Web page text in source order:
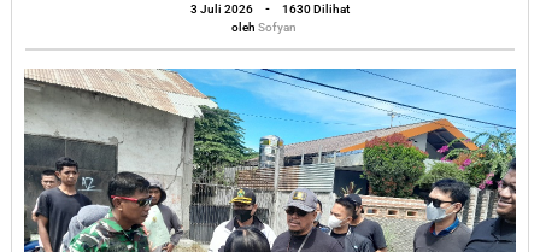
Ketua
PN
Luwuk
Hadapi
Barikade
Emak-
Emak
3 Juli 2026
oleh
Sofyan
-
1630 Dilihat
oleh Sofyan